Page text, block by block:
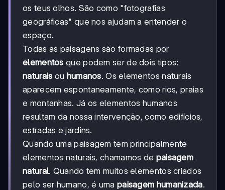
os teus olhos. São como "fotografias
geográficas" que nos ajudam a entender o
espaço.
Todas as paisagens são formadas por
elementos que podem ser de dois tipos:
naturais ou humanos. Os elementos naturais
aparecem espontaneamente, como rios, praias
e montanhas. Já os elementos humanos
resultam da nossa intervenção, como edifícios,
estradas e jardins.
Quando uma paisagem tem principalmente
elementos naturais, chamamos de paisagem
natural. Quando tem muitos elementos criados
pelo ser humano, é uma paisagem humanizada.